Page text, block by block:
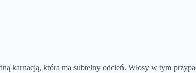
karnacją, która ma subtelny odcień. Włosy w tym